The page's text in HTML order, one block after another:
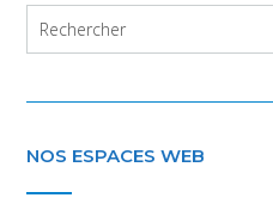
NOS ESPACES WEB